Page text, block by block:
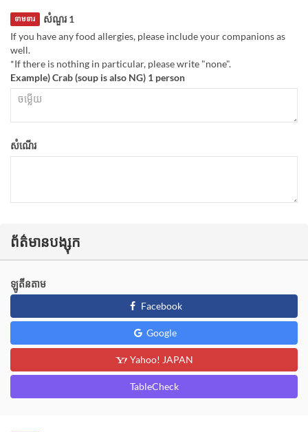
សំណួរ 1
ទាមទារ
If you have any food allergies, please include your companions as
well.
*If there is nothing in particular, please write "none".
Example) Crab (soup is also NG) 1 person
សំណើរ
ព័ត៌មានបង្សុក
ឡូតីនតាម
Facebook
Google
Yahoo! JAPAN
TableCheck